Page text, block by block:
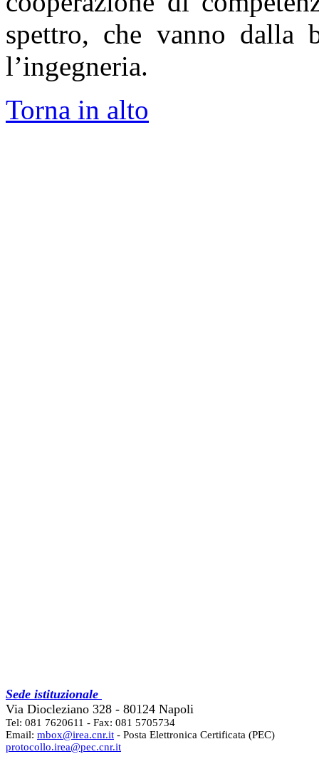
spettro, che vanno dalla
l’ingegneria.
Torna in alto
Sede istituzionale
Via Diocleziano 328 - 80124 Napoli
Tel: 081 7620611 - Fax: 081 5705734
Email: mbox@irea.cnr.it - Posta Elettronica Certificata (PEC)
protocollo.irea@pec.cnr.it